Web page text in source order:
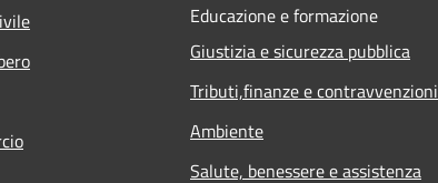
Educazione e formazione
Giustizia e sicurezza pubblica
Tributi,finanze e contravvenzioni
Ambiente
Salute, benessere e assistenza